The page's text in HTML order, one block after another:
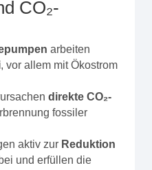
CO₂-
arbeiten
, vor allem mit Ökostrom
direkte CO₂-
fossiler
aktiv zur Reduktion
bei und erfüllen die